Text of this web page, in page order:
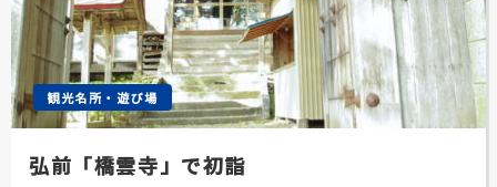
観光名所・遊び場
弘前「橋雲寺」で初詣